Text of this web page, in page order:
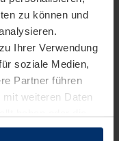
zu können und
Ihrer Verwendung
soziale Medien,
Partner führen
weiteren Daten
gesammelt